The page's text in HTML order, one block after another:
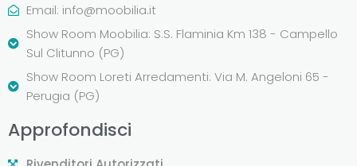
Email: info@moobilia.it
Show Room Moobilia: S.S. Flaminia Km 138 - Campello
Sul Clitunno (PG)
Show Room Loreti Arredamenti: Via M. Angeloni 65 -
Perugia (PG)
Approfondisci